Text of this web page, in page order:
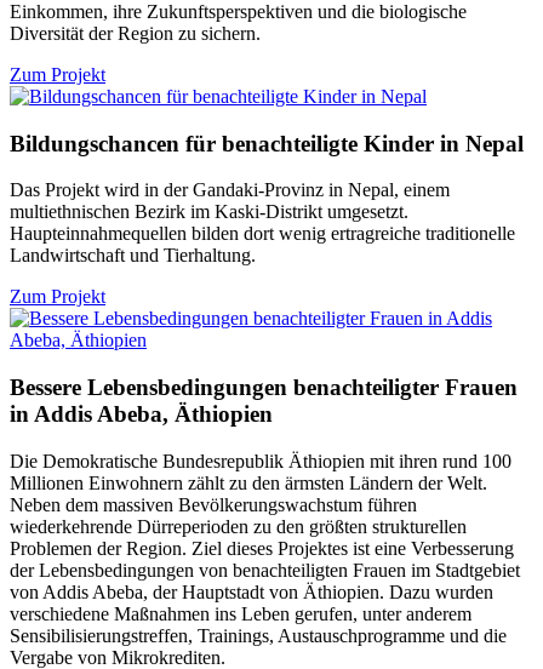
Einkommen, ihre Zukunftsperspektiven und die biologische
Diversität der Region zu sichern.
Zum Projekt
Bildungschancen für benachteiligte Kinder in Nepal
Das Projekt wird in der Gandaki-Provinz in Nepal, einem
multiethnischen Bezirk im Kaski-Distrikt umgesetzt.
Haupteinnahmequellen bilden dort wenig ertragreiche traditionelle
Landwirtschaft und Tierhaltung.
Zum Projekt
Bessere Lebensbedingungen benachteiligter Frauen
in Addis Abeba, Äthiopien
Die Demokratische Bundesrepublik Äthiopien mit ihren rund 100
Millionen Einwohnern zählt zu den ärmsten Ländern der Welt.
Neben dem massiven Bevölkerungswachstum führen
wiederkehrende Dürreperioden zu den größten strukturellen
Problemen der Region. Ziel dieses Projektes ist eine Verbesserung
der Lebensbedingungen von benachteiligten Frauen im Stadtgebiet
von Addis Abeba, der Hauptstadt von Äthiopien. Dazu wurden
verschiedene Maßnahmen ins Leben gerufen, unter anderem
Sensibilisierungstreffen, Trainings, Austauschprogramme und die
Vergabe von Mikrokrediten.